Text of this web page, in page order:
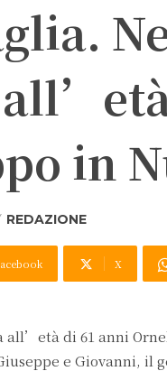
in
REDAZIONE
X
all’età di 61 anni
e Giovanni, il